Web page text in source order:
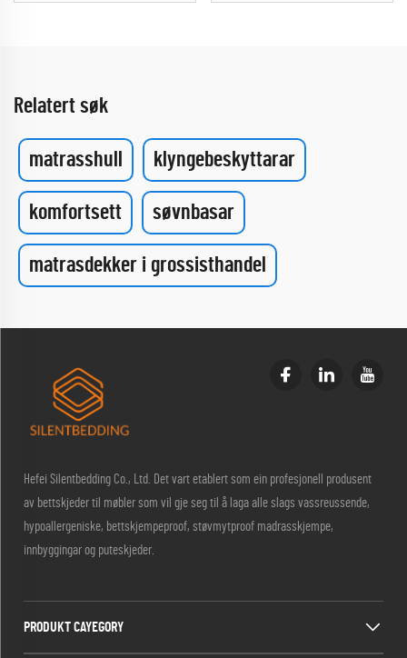
Relatert søk
matrasshull klyngebeskyttarar
komfortsett søvnbasar
matrasdekker i grossisthandel
Hefei Silentbedding Co., Ltd. Det vart etablert som ein profesjonell produsent
av bettskjeder til møbler som vil gje seg til å laga alle slags vassreussende,
hypoallergeniske, bettskjempeproof, støvmytproof madrasskjempe,
innbyggingar og puteskjeder.
PRODUKT CAYEGORY